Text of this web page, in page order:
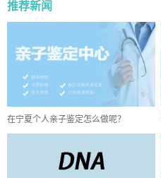
推荐新闻
在宁夏个人亲子鉴定怎么做呢？